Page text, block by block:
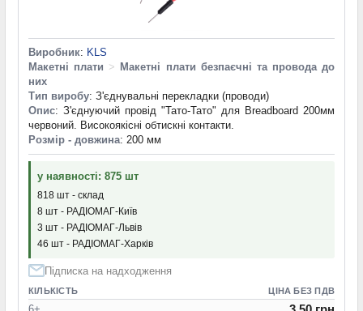
Виробник: KLS
Макетні плати > Макетні плати безпаєчні та провода до
них
Тип виробу: З'єднувальні перекладки (проводи)
Опис: З'єднуючий провід "Тато-Тато" для Breadboard 200мм
червоний. Високоякісні обтискні контакти.
Розмір - довжина: 200 мм
у наявності: 875 шт
818 шт - склад
8 шт - РАДІОМАГ-Київ
3 шт - РАДІОМАГ-Львів
46 шт - РАДІОМАГ-Харків
Підписка на надходження
КІЛЬКІСТЬ ЦІНА БЕЗ ПДВ